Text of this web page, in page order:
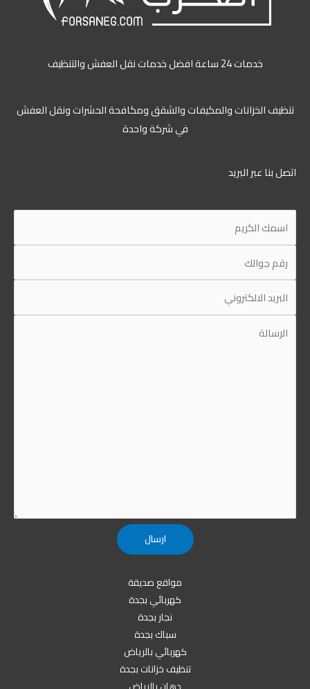
خدمات 24 ساعة افضل خدمات نقل العفش والتنظيف
تنظيف الخزانات والمكيفات والشقق ومكافحة الحشرات ونقل العفش
في شركة واحدة
اتصل بنا عبر البريد
مواقع صديقة
كهربائي بجدة
نجار بجدة
سباك بجدة
كهربائي بالرياض
تنظيف خزانات بجدة